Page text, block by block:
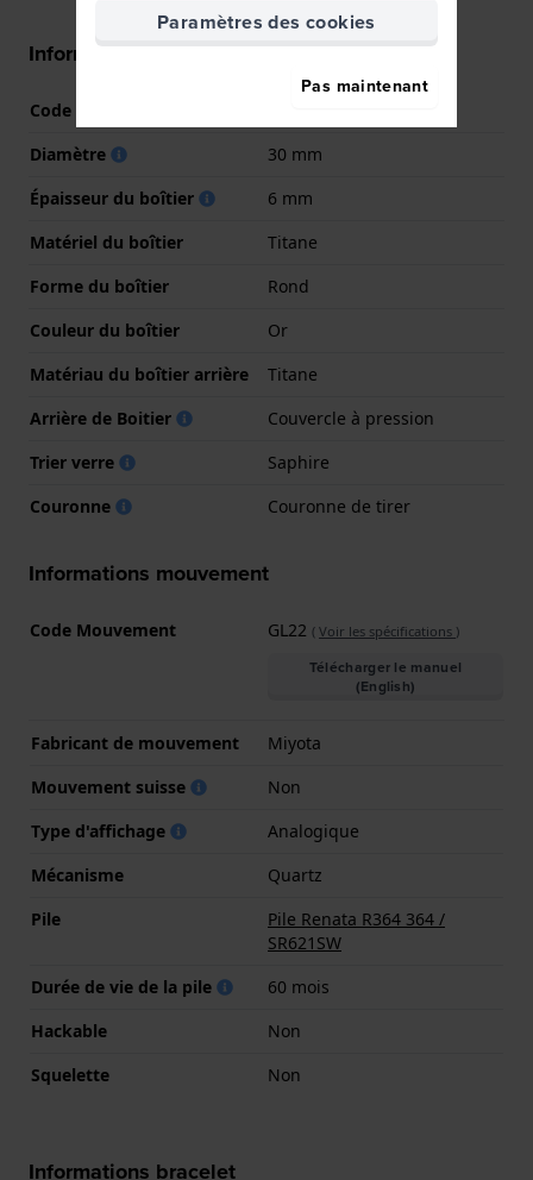
Informations boîtier
Code boîtier
Diamètre
30 mm
Épaisseur du boîtier
6 mm
Matériel du boîtier
Titane
Forme du boîtier
Rond
Couleur du boîtier
Or
Matériau du boîtier arrière
Titane
Arrière de Boitier
Couvercle à pression
Trier verre
Saphire
Couronne
Couronne de tirer
Informations mouvement
Code Mouvement GL22 ( Voir les spécifications )
Télécharger le manuel
(English)
Fabricant de mouvement
Miyota
Mouvement suisse
Non
Type d'affichage
Analogique
Mécanisme
Quartz
Pile
Pile Renata R364 364 /
SR621SW
Durée de vie de la pile
60 mois
Hackable
Non
Squelette
Non
Informations bracelet
Paramètres des cookies
Pas maintenant